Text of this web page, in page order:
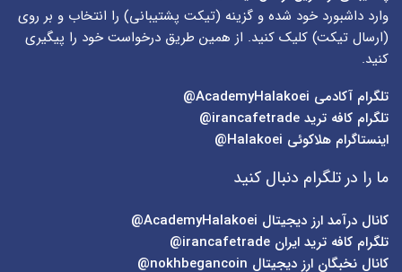
وارد داشبورد خود شده و گزینه (تیکت پشتیبانی) را انتخاب و بر روی
(ارسال تیکت) کلیک کنید. از همین طریق درخواست خود را پیگیری
کنید.
تلگرام آکادمی
تلگرام کافه ترید irancafetrade@
اینستاگرام هلاکوئی Halakoei@
ما را در تلگرام دنبال کنید
کانال درآمد ارز دیجیتال AcademyHalakoei@
تلگرام کافه ترید ایران irancafetrade@
کانال نخبگان ارز دیجیتال nokhbegancoin@